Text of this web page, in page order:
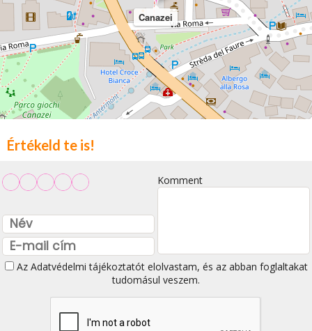
Canazei
Értékeld te is!
Komment
Az Adatvédelmi tájékoztatótelolvastam, és az abban foglaltakat
tudomásul veszem.